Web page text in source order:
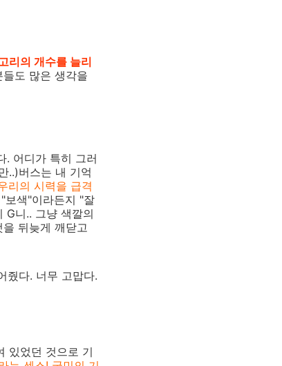
리의 개수를 늘리
도 많은 생각을
. 어디가 특히 그러
..)버스는 내 기억
리의 시력을 급격
보색"이라든지 "잘
G니.. 그냥 색깔의
뒤늦게 깨닫고
줬다. 너무 고맙다.
있었던 것으로 기